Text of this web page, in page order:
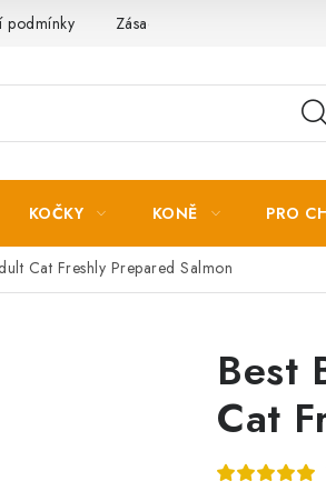
podmínky Zásady zpracování osobních
KOČKY KONĚ PRO
Cat Freshly Prepared Salmon
Best
Cat